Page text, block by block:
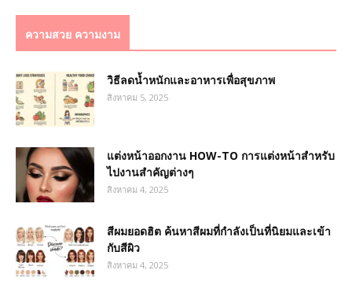
ความสวย ความงาม
วิธีลดน้ำหนักและอาหารเพื่อสุขภาพ
สิงหาคม 5, 2025
แต่งหน้าออกงาน HOW-TO การแต่งหน้าสำหรับ
ไปงานสำคัญต่างๆ
สิงหาคม 4, 2025
สีผมยอดฮิต ค้นหาสีผมที่กำลังเป็นที่นิยมและเข้า
กับสีผิว
สิงหาคม 4, 2025